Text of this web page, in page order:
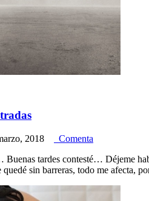
2018
Comenta
Buenas tardes contesté… Déjeme
quedé sin barreras, todo me afecta,